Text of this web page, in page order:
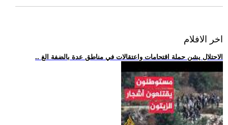
اخر الافلام
.. الاحتلال يشن حملة اقتحامات واعتقالات في مناطق عدة بالضفة الغ